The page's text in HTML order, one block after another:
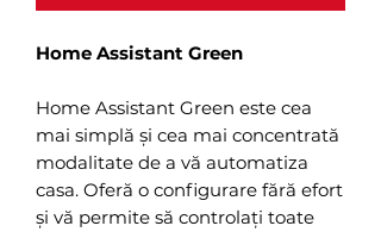
Home Assistant Green
Home Assistant Green este cea
mai simplă și cea mai concentrată
modalitate de a vă automatiza
casa. Oferă o configurare fără efort
și vă permite să controlați toate